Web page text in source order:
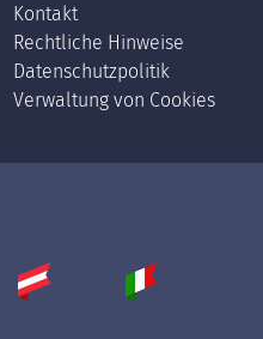
Kontakt
Rechtliche Hinweise
Datenschutzpolitik
Verwaltung von Cookies